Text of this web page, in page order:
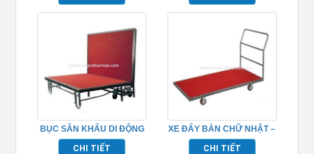
BỤC SÂN KHẤU DI ĐỘNG
TP968011
CHI TIẾT
XE ĐẨY BÀN CHỮ NHẬT –
TP526002
CHI TIẾT